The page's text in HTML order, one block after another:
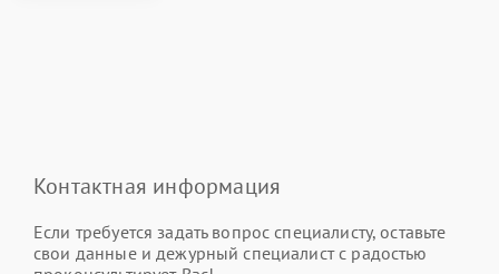
Контактная информация
Если требуется задать вопрос специалисту, оставьте
свои данные и дежурный специалист с радостью